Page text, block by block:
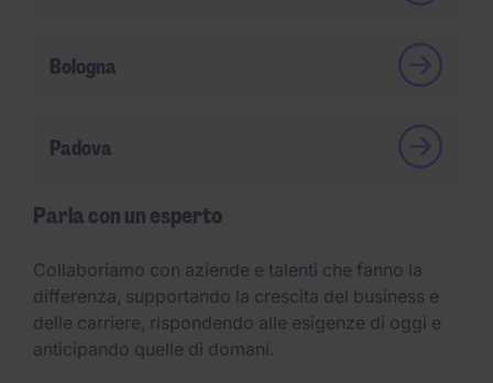
Bologna
Padova
Parla con un esperto
Collaboriamo con aziende e talenti che fanno la
differenza, supportando la crescita del business e
delle carriere, rispondendo alle esigenze di oggi e
anticipando quelle di domani.